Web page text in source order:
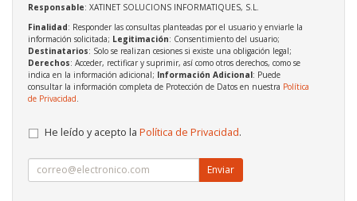
Responsable: XATINET SOLUCIONS INFORMATIQUES, S.L.
Finalidad: Responder las consultas planteadas por el usuario y enviarle la
información solicitada; Legitimación: Consentimiento del usuario;
Destinatarios: Solo se realizan cesiones si existe una obligación legal;
Derechos: Acceder, rectificar y suprimir, así como otros derechos, como se
indica en la información adicional; Información Adicional: Puede
consultar la información completa de Protección de Datos en nuestra Política
de Privacidad.
He leído y acepto la Política de Privacidad.
Enviar